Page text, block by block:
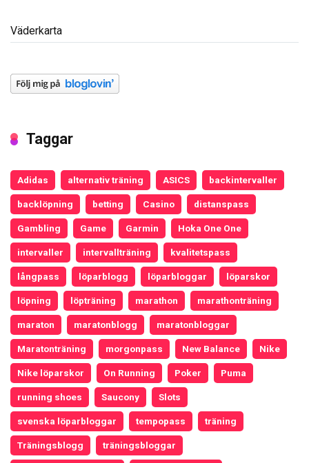
Väderkarta
Taggar
Adidas alternativ träning ASICS backintervaller
backlöpning betting Casino distanspass
Gambling Game Garmin Hoka One One
intervaller intervallträning kvalitetspass
långpass löparblogg löparbloggar löparskor
löpning löpträning marathon marathonträning
maraton maratonblogg maratonbloggar
Maratonträning morgonpass New Balance Nike
Nike löparskor On Running Poker Puma
running shoes Saucony Slots
svenska löparbloggar tempopass träning
Träningsblogg träningsbloggar